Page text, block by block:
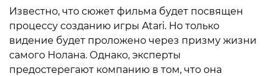
Известно, что сюжет фильма будет посвящен
процессу созданию игры Atari. Но только
видение будет проложено через призму жизни
самого Нолана. Однако, эксперты
предостерегают компанию в том, что она